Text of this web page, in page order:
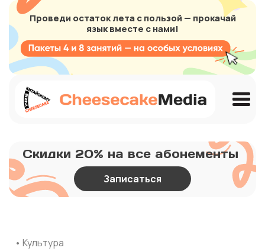
Проведи остаток лета с пользой — прокачай
язык вместе с нами!
Скидки 20% на все абонементы
Записаться
• Культура